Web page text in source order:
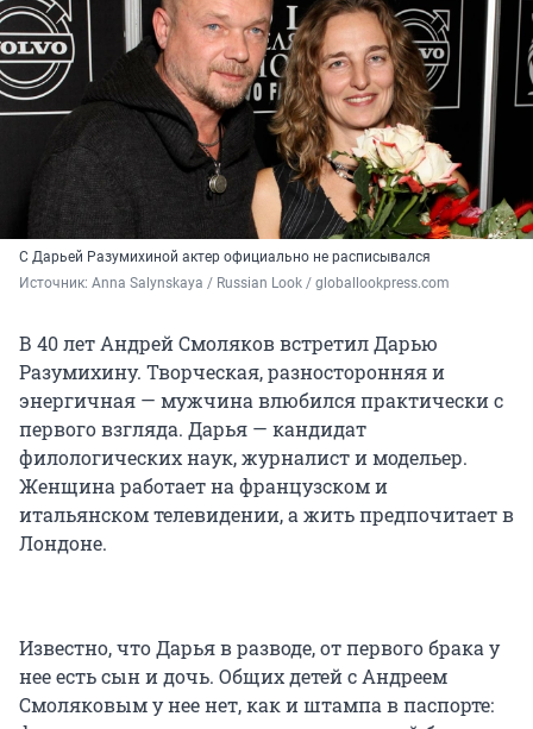
С Дарьей Разумихиной актер официально не расписывался
Источник: Anna Salynskaya / Russian Look / globallookpress.com
В 40 лет Андрей Смоляков встретил Дарью
Разумихину. Творческая, разносторонняя и
энергичная — мужчина влюбился практически с
первого взгляда. Дарья — кандидат
филологических наук, журналист и модельер.
Женщина работает на французском и
итальянском телевидении, а жить предпочитает в
Лондоне.
Известно, что Дарья в разводе, от первого брака у
нее есть сын и дочь. Общих детей с Андреем
Смоляковым у нее нет, как и штампа в паспорте: